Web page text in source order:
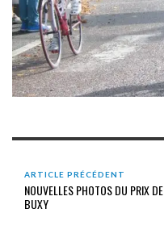
ARTICLE PRÉCÉDENT
NOUVELLES PHOTOS DU PRIX DE
BUXY